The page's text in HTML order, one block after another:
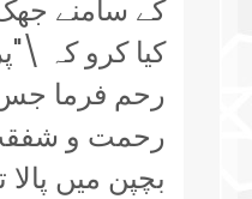
کے سامنے
کیا کرو کہ
رحم فرما
رحمت و
بچپن میں پالا